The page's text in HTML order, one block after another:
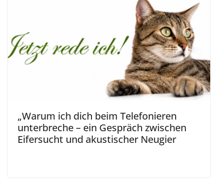
„Warum ich dich beim Telefonieren
unterbreche – ein Gespräch zwischen
Eifersucht und akustischer Neugier